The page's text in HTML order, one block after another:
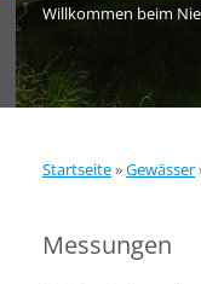
Willkommen beim
Startseite»Gewässer
Messungen